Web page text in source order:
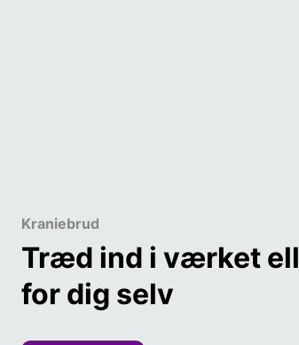
Kraniebrud
Træd ind i værket
for dig selv